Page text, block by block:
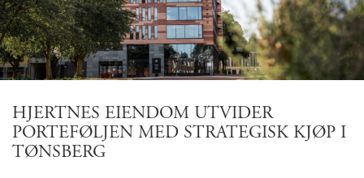
ANSATTE
RAPPORTER
HJERTNES EIENDOM UTVIDER
PORTEFØLJEN MED STRATEGISK KJØP I
TØNSBERG